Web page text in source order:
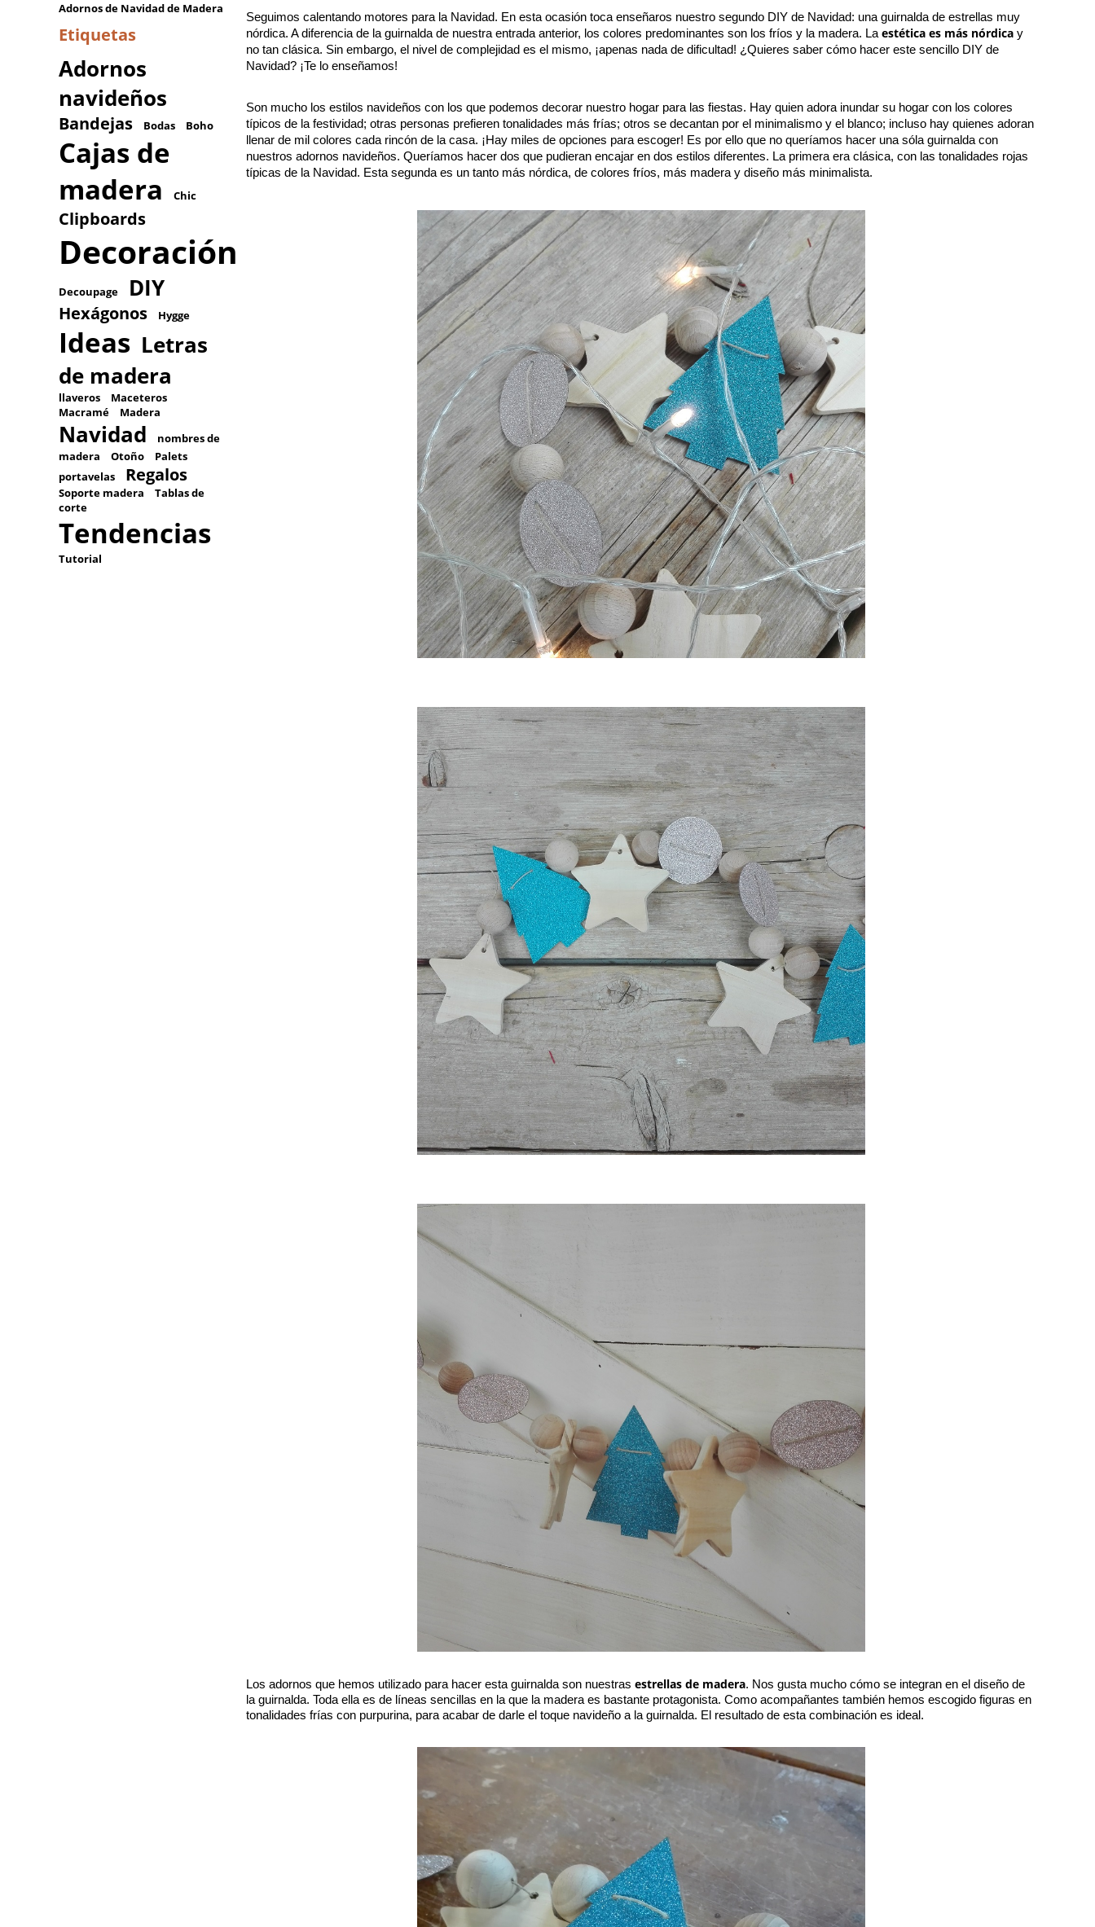
Adornos de Navidad de Madera
Etiquetas
Adornos
navideños
Bandejas Bodas Boho
Cajas de
madera
Chic
Clipboards
Decoración
Decoupage DIY
Hexágonos Hygge
Ideas Letras
de madera
llaveros
Maceteros
Macramé
Madera
Navidad
nombres de
madera
Otoño
Palets
portavelas
Regalos
Soporte madera
Tablas de
corte
Tendencias
Tutorial
Seguimos calentando motores para la Navidad. En esta ocasión toca enseñaros nuestro segundo DIY de Navidad: una guirnalda de estrellas muy
nórdica. A diferencia de la guirnalda de nuestra entrada anterior, los colores predominantes son los fríos y la madera. La estética es más nórdica y
no tan clásica. Sin embargo, el nivel de complejidad es el mismo, ¡apenas nada de dificultad! ¿Quieres saber cómo hacer este sencillo DIY de
Navidad? ¡Te lo enseñamos!
Son mucho los estilos navideños con los que podemos decorar nuestro hogar para las fiestas. Hay quien adora inundar su hogar con los colores
típicos de la festividad; otras personas prefieren tonalidades más frías; otros se decantan por el minimalismo y el blanco; incluso hay quienes adoran
llenar de mil colores cada rincón de la casa. ¡Hay miles de opciones para escoger! Es por ello que no queríamos hacer una sóla guirnalda con
nuestros adornos navideños. Queríamos hacer dos que pudieran encajar en dos estilos diferentes. La primera era clásica, con las tonalidades rojas
típicas de la Navidad. Esta segunda es un tanto más nórdica, de colores fríos, más madera y diseño más minimalista.
Los adornos que hemos utilizado para hacer esta guirnalda son nuestras estrellas de madera. Nos gusta mucho cómo se integran en el diseño de
la guirnalda. Toda ella es de líneas sencillas en la que la madera es bastante protagonista. Como acompañantes también hemos escogido figuras en
tonalidades frías con purpurina, para acabar de darle el toque navideño a la guirnalda. El resultado de esta combinación es ideal.